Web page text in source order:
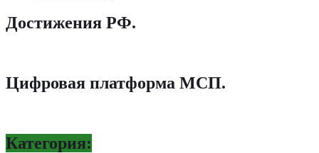
Достижения РФ.
Цифровая платформа МСП.
Категория: